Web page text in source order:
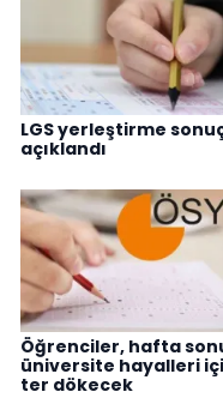
LGS yerleştirme
açıklandı
Öğrenciler, hafta
üniversite hayalleri
ter dökecek